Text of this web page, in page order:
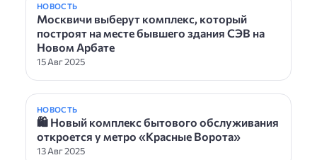
НОВОСТЬ
Москвичи выберут комплекс, который
построят на месте бывшего здания СЭВ на
Новом Арбате
15 Авг 2025
НОВОСТЬ
🛍 Новый комплекс бытового обслуживания
откроется у метро «Красные Ворота»
13 Авг 2025